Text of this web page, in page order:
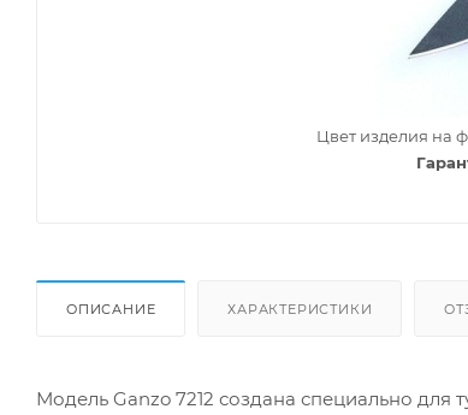
Цвет изделия на
ОПИСАНИЕ ХАРАКТЕРИСТИКИ
Модель Ganzo 7212 создана специально для